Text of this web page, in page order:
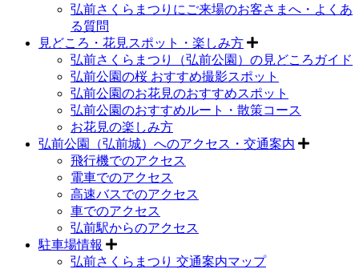
弘前さくらまつりにご来場のお客さまへ・よくあ
る質問
見どころ・花見スポット・楽しみ方
弘前さくらまつり（弘前公園）の見どころガイド
弘前公園の桜 おすすめ撮影スポット
弘前公園のお花見のおすすめスポット
弘前公園のおすすめルート・散策コース
お花見の楽しみ方
弘前公園（弘前城）へのアクセス・交通案内
飛行機でのアクセス
電車でのアクセス
高速バスでのアクセス
車でのアクセス
弘前駅からのアクセス
駐車場情報
弘前さくらまつり 交通案内マップ